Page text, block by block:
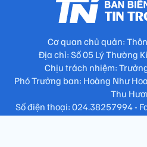
Cơ quan chủ quản:
Địa chỉ: Số 05 Lý Thường
Chịu trách nhiệm:
Phó Trưởng ban: Hoàng Như
Thu
Số điện thoại: 024.38257994 -